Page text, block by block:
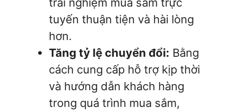
tuyến thuận tiện và hài lòng
hơn.
Tăng tỷ lệ chuyển đổi: Bằng
cách cung cấp hỗ trợ kịp thời
và hướng dẫn khách hàng
trong quá trình mua sắm,